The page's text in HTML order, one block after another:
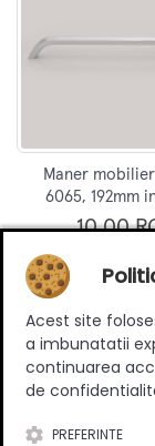
Maner
6065, 192mm
metalic,
10.00
Adauga in
Acest site
a imbunatatii
continuarea
de
PREFERINTE